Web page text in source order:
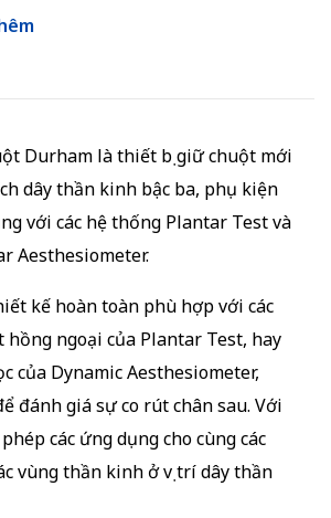
Durham là thiết bị giữ chuột mới
dây thần kinh bậc ba, phụ kiện
với các hệ thống Plantar Test và
Aesthesiometer.
kế hoàn toàn phù hợp với các
ngoại của Plantar Test, hay
của Dynamic Aesthesiometer,
đánh giá sự co rút chân sau. Với
các ứng dụng cho cùng các
vùng thần kinh ở vị trí dây thần